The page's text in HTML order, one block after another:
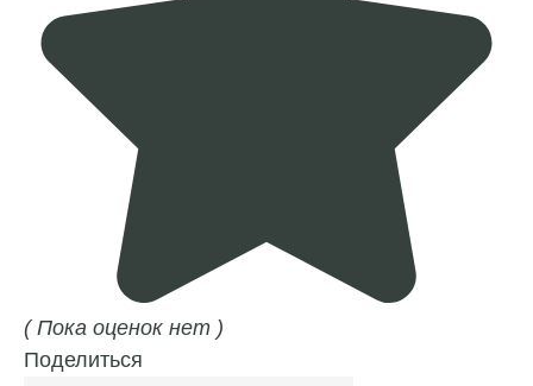
( Пока оценок нет )
Поделиться